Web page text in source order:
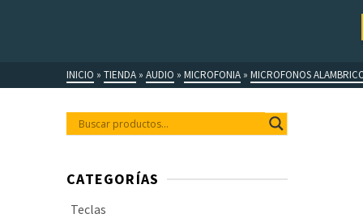
INICIO » TIENDA » AUDIO » MICROFONIA » MICROFONOS
CATEGORÍAS
Teclas